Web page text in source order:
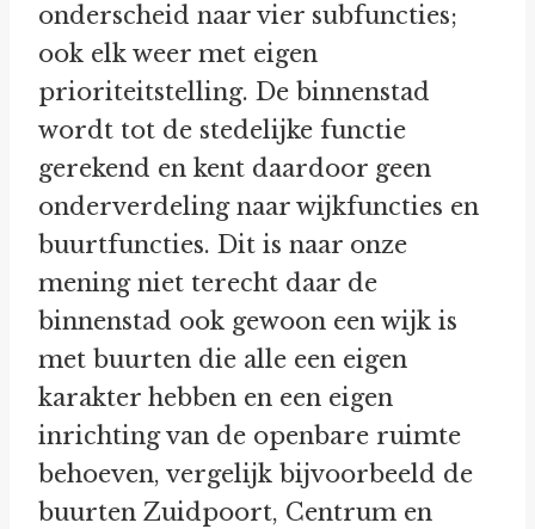
onderscheid naar vier subfuncties;
ook elk weer met eigen
prioriteitstelling. De binnenstad
wordt tot de stedelijke functie
gerekend en kent daardoor geen
onderverdeling naar wijkfuncties en
buurtfuncties. Dit is naar onze
mening niet terecht daar de
binnenstad ook gewoon een wijk is
met buurten die alle een eigen
karakter hebben en een eigen
inrichting van de openbare ruimte
behoeven, vergelijk bijvoorbeeld de
buurten Zuidpoort, Centrum en